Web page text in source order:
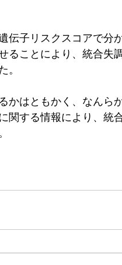
伝子リスクスコアで分
ることにより、統合失
。
かはともかく、なんら
関する情報により、統